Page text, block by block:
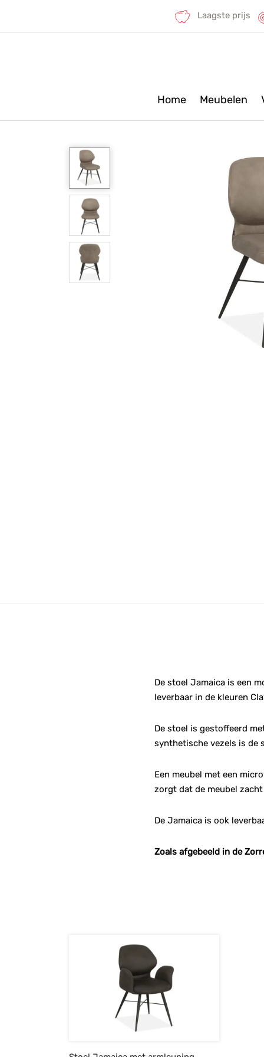
Laagste prijs
Home Meubelen
De stoel Jamaica is een
leverbaar in de kleuren
De stoel is gestoffeerd
synthetische vezels is de
Een meubel met een
zorgt dat de meubel
De Jamaica is ook
Zoals afgebeeld in de